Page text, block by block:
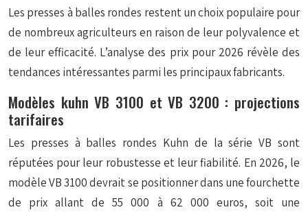
Les presses à balles rondes restent un choix populaire pour
de nombreux agriculteurs en raison de leur polyvalence et
de leur efficacité. L’analyse des prix pour 2026 révèle des
tendances intéressantes parmi les principaux fabricants.
Modèles kuhn VB 3100 et VB 3200 : projections
tarifaires
Les presses à balles rondes Kuhn de la série VB sont
réputées pour leur robustesse et leur fiabilité. En 2026, le
modèle VB 3100 devrait se positionner dans une fourchette
de prix allant de 55 000 à 62 000 euros, soit une